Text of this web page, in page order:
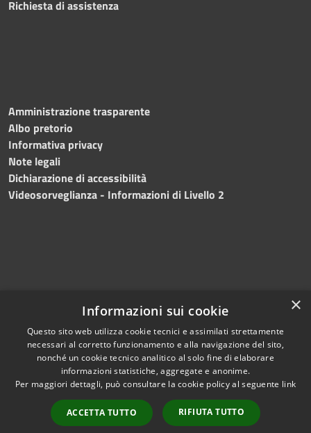
Richiesta di assistenza
Amministrazione trasparente
Albo pretorio
Informativa privacy
Note legali
Dichiarazione di accessibilità
Videosorveglianza - Informazioni di Livello 2
Accessibilità
Privacy
Mappa del sito
Copyright © 2024 •
Comune di Mazara del
Vallo• Powered
byMunicipium• Redazione
×
Informazioni sui cookie
Questo sito web utilizza cookie tecnici e assimilati strettamente
necessari al corretto funzionamento e alla navigazione del sito,
nonché un cookie tecnico analitico al solo fine di elaborare
informazioni statistiche, aggregate e anonime.
Per maggiori dettagli, può consultare la cookie policy al seguente link
ACCETTA TUTTO RIFIUTA TUTTO